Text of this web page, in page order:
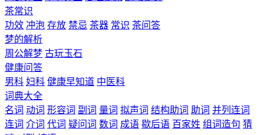
茶常识
功效 冲泡 存放 禁忌 茶器 常识 茶问答
梦的解析
周公解梦 古玩玉石
健康问答
男科 妇科 健康早知道 中医科
词典大全
名词 动词 形容词 副词 量词 拟声词 结构助词 助词 并列连词
连词 介词 代词 疑问词 数词 成语 歇后语 百家姓 组词造句 猜